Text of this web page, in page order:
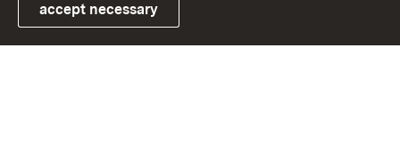
Link zum Landesportal
accept necessary